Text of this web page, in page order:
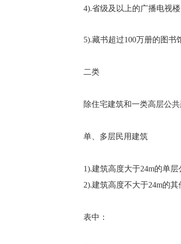
4).省级及以上的广播电视楼
5).藏书超过100万册的图书
二类
除住宅建筑和一类高层公共
单、多层民用建筑
1).建筑高度大于24m的单层
2).建筑高度不大于24m的其
表中：